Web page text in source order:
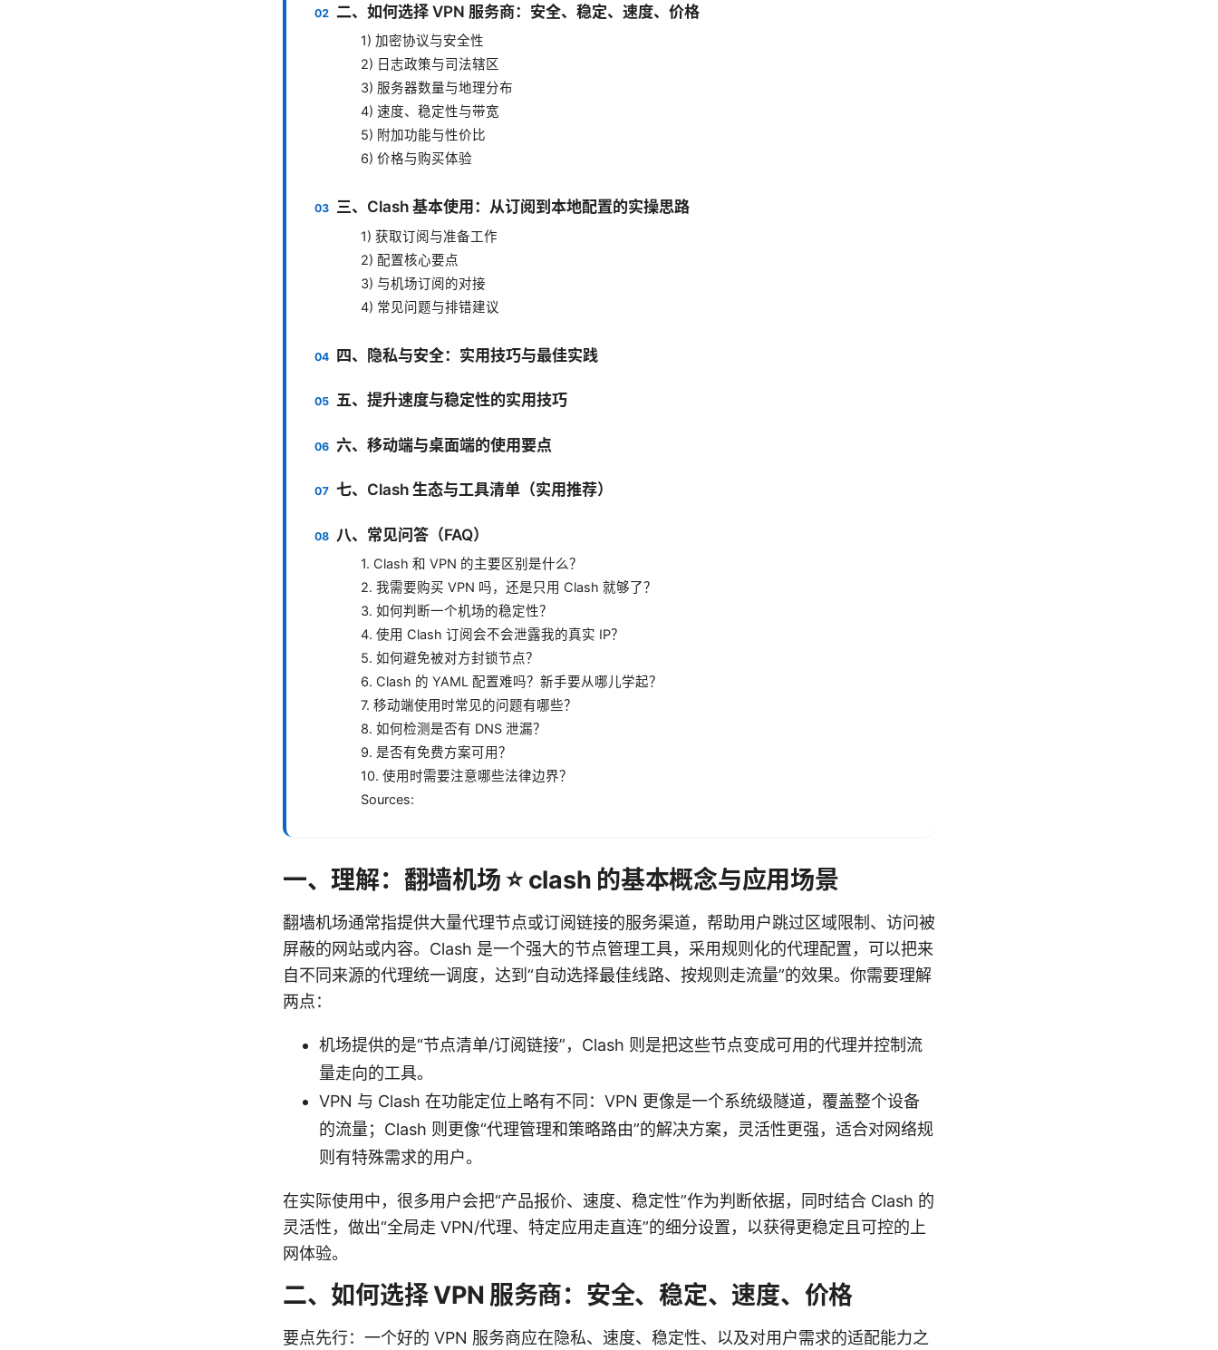
二、如何选择 VPN 服务商：安全、稳定、速度、价格
1) 加密协议与安全性
2) 日志政策与司法辖区
3) 服务器数量与地理分布
4) 速度、稳定性与带宽
5) 附加功能与性价比
6) 价格与购买体验
三、Clash 基本使用：从订阅到本地配置的实操思路
1) 获取订阅与准备工作
2) 配置核心要点
3) 与机场订阅的对接
4) 常见问题与排错建议
四、隐私与安全：实用技巧与最佳实践
五、提升速度与稳定性的实用技巧
六、移动端与桌面端的使用要点
七、Clash 生态与工具清单（实用推荐）
八、常见问答（FAQ）
1. Clash 和 VPN 的主要区别是什么？
2. 我需要购买 VPN 吗，还是只用 Clash 就够了？
3. 如何判断一个机场的稳定性？
4. 使用 Clash 订阅会不会泄露我的真实 IP？
5. 如何避免被对方封锁节点？
6. Clash 的 YAML 配置难吗？新手要从哪儿学起？
7. 移动端使用时常见的问题有哪些？
8. 如何检测是否有 DNS 泄漏？
9. 是否有免费方案可用？
10. 使用时需要注意哪些法律边界？
Sources:
一、理解：翻墙机场 ⭐ clash 的基本概念与应用场景
翻墙机场通常指提供大量代理节点或订阅链接的服务渠道，帮助用户跳过区域限制、访问被
屏蔽的网站或内容。Clash 是一个强大的节点管理工具，采用规则化的代理配置，可以把来
自不同来源的代理统一调度，达到“自动选择最佳线路、按规则走流量”的效果。你需要理解
两点：
机场提供的是“节点清单/订阅链接”，Clash 则是把这些节点变成可用的代理并控制流
量走向的工具。
VPN 与 Clash 在功能定位上略有不同：VPN 更像是一个系统级隧道，覆盖整个设备
的流量；Clash 则更像“代理管理和策略路由”的解决方案，灵活性更强，适合对网络规
则有特殊需求的用户。
在实际使用中，很多用户会把“产品报价、速度、稳定性”作为判断依据，同时结合 Clash 的
灵活性，做出“全局走 VPN/代理、特定应用走直连”的细分设置，以获得更稳定且可控的上
网体验。
二、如何选择 VPN 服务商：安全、稳定、速度、价格
要点先行：一个好的 VPN 服务商应在隐私、速度、稳定性、以及对用户需求的适配能力之